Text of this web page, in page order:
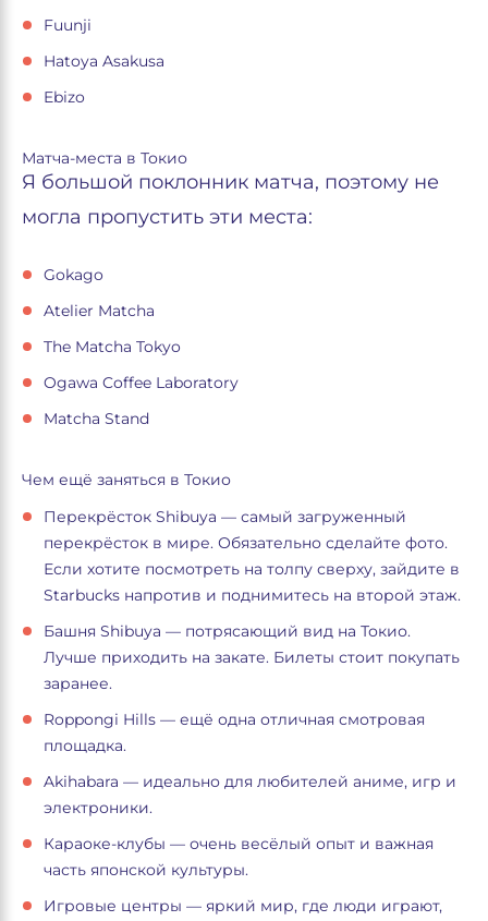
Fuunji
Hatoya Asakusa
Ebizo
Матча-места в Токио
Я большой поклонник матча, поэтому не
могла пропустить эти места:
Gokago
Atelier Matcha
The Matcha Tokyo
Ogawa Coffee Laboratory
Matcha Stand
Чем ещё заняться в Токио
Перекрёсток Shibuya — самый загруженный
перекрёсток в мире. Обязательно сделайте фото.
Если хотите посмотреть на толпу сверху, зайдите в
Starbucks напротив и поднимитесь на второй этаж.
Башня Shibuya — потрясающий вид на Токио.
Лучше приходить на закате. Билеты стоит покупать
заранее.
Roppongi Hills — ещё одна отличная смотровая
площадка.
Akihabara — идеально для любителей аниме, игр и
электроники.
Караоке-клубы — очень весёлый опыт и важная
часть японской культуры.
Игровые центры — яркий мир, где люди играют,